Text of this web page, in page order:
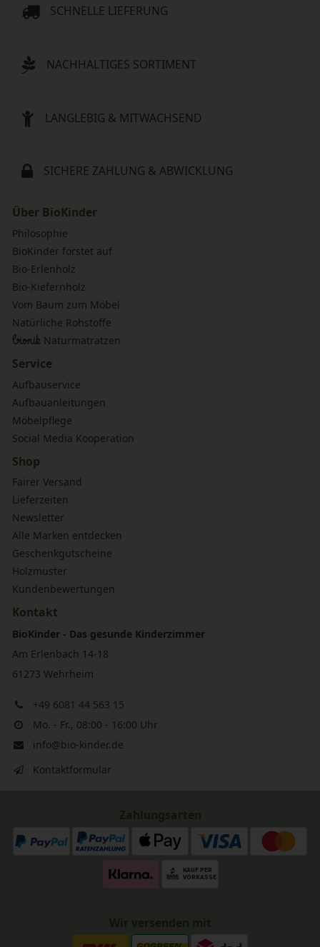
SCHNELLE LIEFERUNG
NACHHALTIGES SORTIMENT
LANGLEBIG & MITWACHSEND
SICHERE ZAHLUNG & ABWICKLUNG
Über BioKinder
Philosophie
BioKinder forstet auf
Bio-Erlenholz
Bio-Kiefernholz
Vom Baum zum Möbel
Natürliche Rohstoffe
bionik Naturmatratzen
Service
Aufbauservice
Aufbauanleitungen
Möbelpflege
Social Media Kooperation
Shop
Fairer Versand
Lieferzeiten
Newsletter
Alle Marken entdecken
Geschenkgutscheine
Holzmuster
Kundenbewertungen
Kontakt
BioKinder - Das gesunde Kinderzimmer
Am Erlenbach 14-18
61273 Wehrheim
+49 6081 44 563 15
Mo. - Fr., 08:00 - 16:00 Uhr
info@bio-kinder.de
Kontaktformular
Zahlungsarten
Wir versenden mit